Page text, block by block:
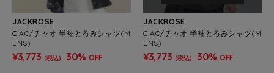
JACKROSE
CIAO/チャオ 半袖とろみシャツ(M
ENS)
¥3,773 (税込) 30% OFF
JACKROSE
CIAO/チャオ 半袖とろみシャツ(M
ENS)
¥3,773 (税込) 30% OFF